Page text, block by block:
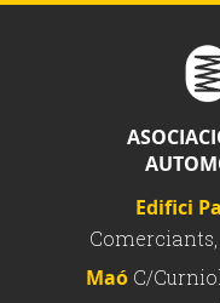
Edifici
Comerciants,
Maó C/